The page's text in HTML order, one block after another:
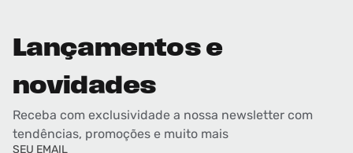
Lançamentos e
novidades
Receba com exclusividade a nossa newsletter com
tendências, promoções e muito mais
SEU EMAIL